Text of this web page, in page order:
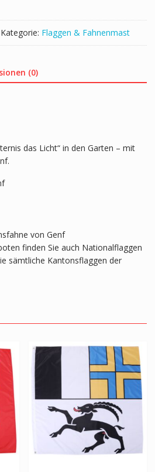
Kategorie: Flaggen & Fahnenmast
(0)
das Licht“ in den Garten – mit
von Genf
finden Sie auch Nationalflaggen
sämtliche Kantonsflaggen der